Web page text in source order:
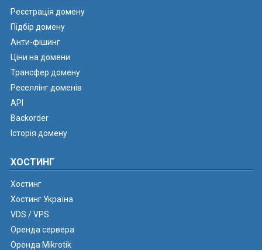
Реєстрація домену
Підбір домену
Анти-фішинг
Ціни на домени
Трансфер домену
Реселлінг доменів
API
Backorder
Історія домену
ХОСТИНГ
Хостинг
Хостинг Україна
VDS / VPS
Оренда сервера
Оренда Mikrotik